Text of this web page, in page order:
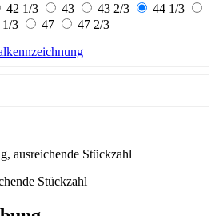
42 1/3 43 43 2/3
44 1/3
1/3 47
47 2/3
Stückzahl